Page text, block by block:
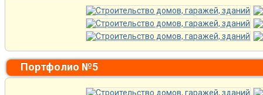
Портфолио №5